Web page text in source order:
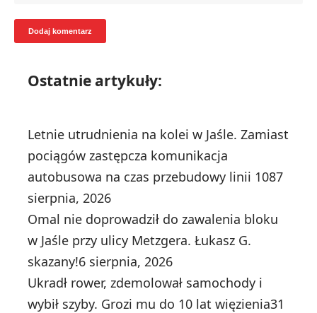
Ostatnie artykuły:
Letnie utrudnienia na kolei w Jaśle. Zamiast
pociągów zastępcza komunikacja
autobusowa na czas przebudowy linii 1087
sierpnia, 2026
Omal nie doprowadził do zawalenia bloku
w Jaśle przy ulicy Metzgera. Łukasz G.
skazany!6 sierpnia, 2026
Ukradł rower, zdemolował samochody i
wybił szyby. Grozi mu do 10 lat więzienia31